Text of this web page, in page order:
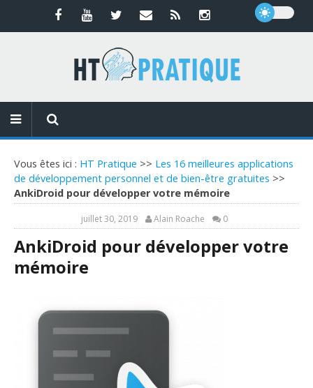
Vous êtes ici : HT Pratique >> Les 16 meilleures applications
de développement personnel et de bien-être gratuites >>
AnkiDroid pour développer votre mémoire
juillet 30, 2019 Alain Roache 0
AnkiDroid pour développer votre
mémoire